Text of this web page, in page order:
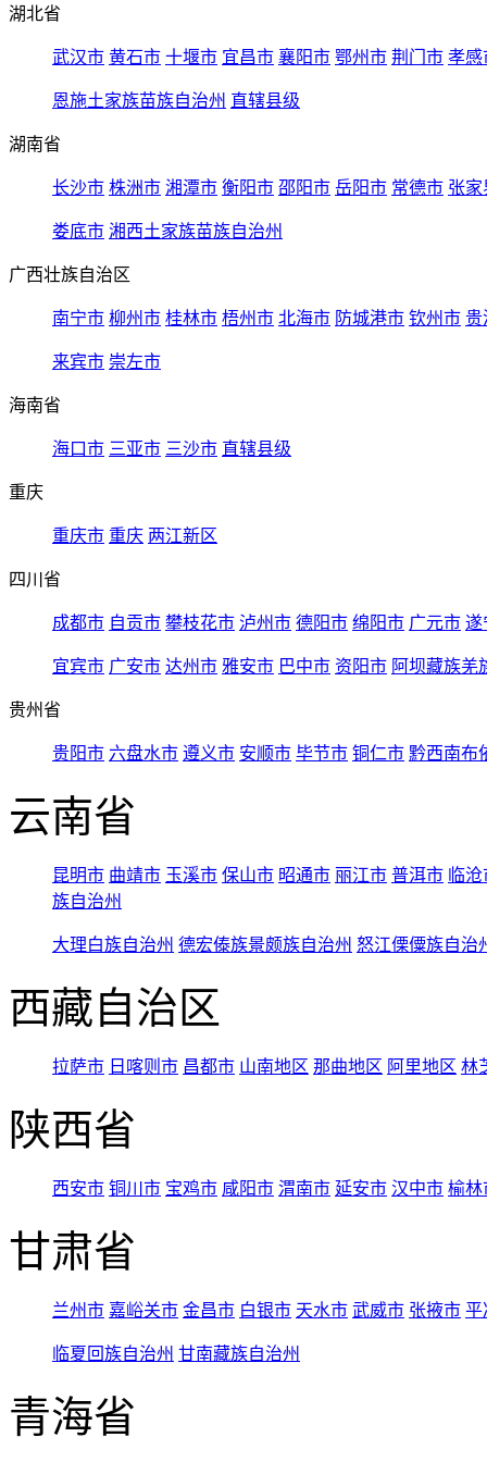
湖北省
武汉市 黄石市 十堰市 宜昌市 襄阳市 鄂州市 荆门市 孝感
恩施土家族苗族自治州 直辖县级
湖南省
长沙市 株洲市 湘潭市 衡阳市 邵阳市 岳阳市 常德市 张家
娄底市 湘西土家族苗族自治州
广西壮族自治区
南宁市 柳州市 桂林市 梧州市 北海市 防城港市 钦州市 贵
来宾市 崇左市
海南省
海口市 三亚市 三沙市 直辖县级
重庆
重庆市 重庆 两江新区
四川省
成都市 自贡市 攀枝花市 泸州市 德阳市 绵阳市 广元市 遂
宜宾市 广安市 达州市 雅安市 巴中市 资阳市 阿坝藏族羌
贵州省
贵阳市 六盘水市 遵义市 安顺市 毕节市 铜仁市 黔西南布
云南省
昆明市 曲靖市 玉溪市 保山市 昭通市 丽江市 普洱市 临
族自治州
大理白族自治州 德宏傣族景颇族自治州 怒江傈僳族自治
西藏自治区
拉萨市 日喀则市 昌都市 山南地区 那曲地区 阿里地区 林
陕西省
西安市 铜川市 宝鸡市 咸阳市 渭南市 延安市 汉中市 榆林
甘肃省
兰州市 嘉峪关市 金昌市 白银市 天水市 武威市 张掖市 平
临夏回族自治州 甘南藏族自治州
青海省